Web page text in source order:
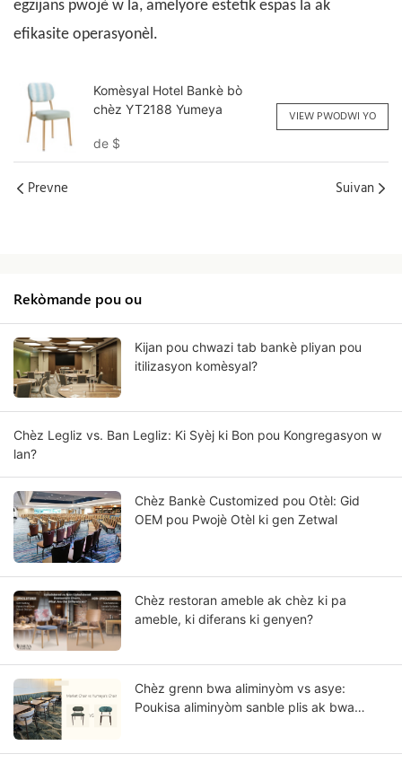
egzijans pwojè w la, amelyore estetik espas la ak
efikasite operasyonèl.
Komèsyal Hotel Bankè bò
chèz YT2188 Yumeya
de $
VIEW PWODWI YO
Prevne Suivan
Rekòmande pou ou
Kijan pou chwazi tab bankè pliyan pou
itilizasyon komèsyal?
Chèz Legliz vs. Ban Legliz: Ki Syèj ki Bon pou Kongregasyon w
lan?
Chèz Bankè Customized pou Otèl: Gid
OEM pou Pwojè Otèl ki gen Zetwal
Chèz restoran ameble ak chèz ki pa
ameble, ki diferans ki genyen?
Chèz grenn bwa aliminyòm vs asye:
Poukisa aliminyòm sanble plis ak bwa